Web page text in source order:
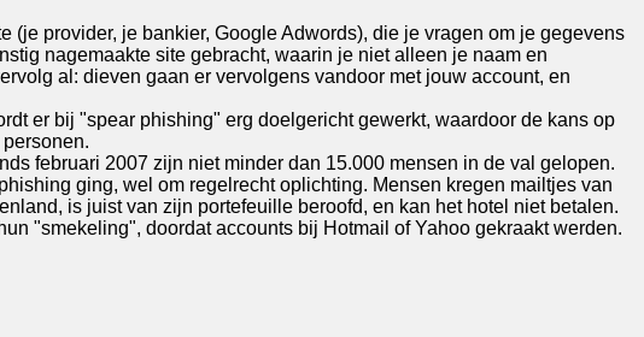
provider, je bankier, Google Adwords), die je vragen om je gegevens
nagemaakte site gebracht, waarin je niet alleen je naam en
al: dieven gaan er vervolgens vandoor met jouw account, en
er bij "spear phishing" erg doelgericht gewerkt, waardoor de kans op
februari 2007 zijn niet minder dan 15.000 mensen in de val gelopen.
ging, wel om regelrecht oplichting. Mensen kregen mailtjes van
is juist van zijn portefeuille beroofd, en kan het hotel niet betalen.
"smekeling", doordat accounts bij Hotmail of Yahoo gekraakt werden.